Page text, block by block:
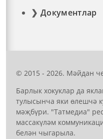
Документлар
© 2015 - 2026. Мәйдан
Барлык хокуклар да
тулысынча яки өлешчә
мәҗбүри. "Татмедиа"
массакүләм
белән чыгарыла.